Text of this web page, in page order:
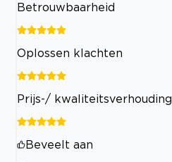
Betrouwbaarheid
Oplossen klachten
Prijs-/ kwaliteitsverhouding
Beveelt aan